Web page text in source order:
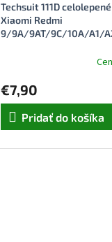
Techsuit 111D
Xiaomi Redmi
9/9A/9AT/9C/10A/A1/
€7,90
Pridať do košíka